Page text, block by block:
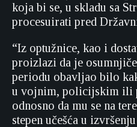
koja bi se, u skladu sa
procesuirati pred
“Iz optužnice, kao i
proizlazi da je
periodu obavljao bilo
u vojnim, policijskim ili
odnosno da mu se na
stepen učešća u